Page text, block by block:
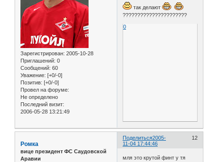
Зарегистрирован: 2005-10-28
Приглашений: 0
Сообщений: 60
Уважение: [+0/-0]
Позитив: [+0/-0]
Провел на форуме:
Не определено
Последний визит:
2006-05-28 13:21:49
так делают
??????????????????????
0
Поделиться 12
2005-
11-04 17:44:46
Ромка
вице президент ФС Саудовской
Аравии
мля это крутой финт у тя